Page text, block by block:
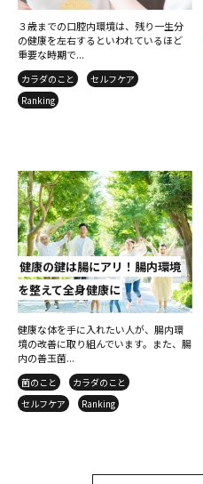
３歳までの口腔内環境は、残り一生分
の健康を左右するといわれているほど
重要な時期で...
カラダのこと
セルフケア
Ranking
健康の鍵は腸にアリ！腸内環境
を整えて全身健康に
健康な体を手に入れたい人が、腸内環
境の改善に取り組んでいます。また、腸
内の善玉菌...
菌のこと
カラダのこと
セルフケア
Ranking